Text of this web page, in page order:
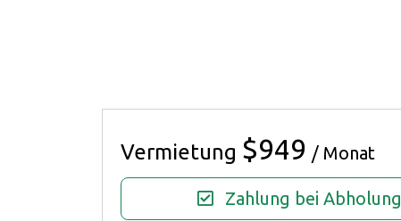
Vermietung $949 / Monat
Zahlung bei Abholung